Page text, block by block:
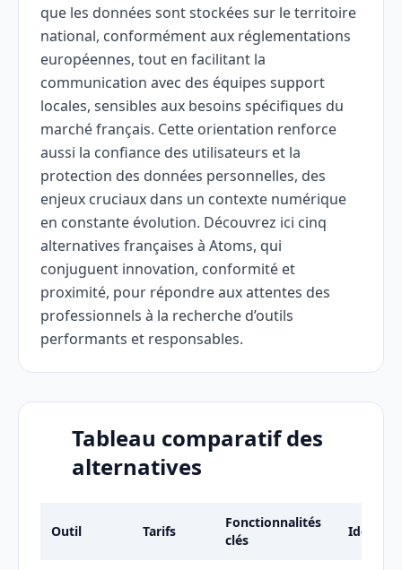
que les données sont stockées sur le territoire
national, conformément aux réglementations
européennes, tout en facilitant la
communication avec des équipes support
locales, sensibles aux besoins spécifiques du
marché français. Cette orientation renforce
aussi la confiance des utilisateurs et la
protection des données personnelles, des
enjeux cruciaux dans un contexte numérique
en constante évolution. Découvrez ici cinq
alternatives françaises à Atoms, qui
conjuguent innovation, conformité et
proximité, pour répondre aux attentes des
professionnels à la recherche d’outils
performants et responsables.
Tableau comparatif des
alternatives
Outil Tarifs
Fonctionnalités
clés
Idéal